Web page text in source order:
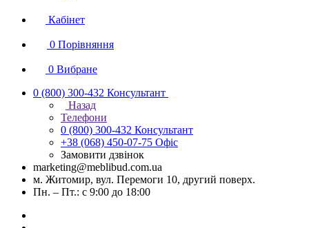
Кабінет
0 Порівняння
0 Вибране
0 (800) 300-432 Консультант
Назад
Телефони
0 (800) 300-432 Консультант
+38 (068) 450-07-75 Офіс
Замовити дзвінок
marketing@meblibud.com.ua
м. Житомир, вул. Перемоги 10, другий поверх.
Пн. – Пт.: с 9:00 до 18:00